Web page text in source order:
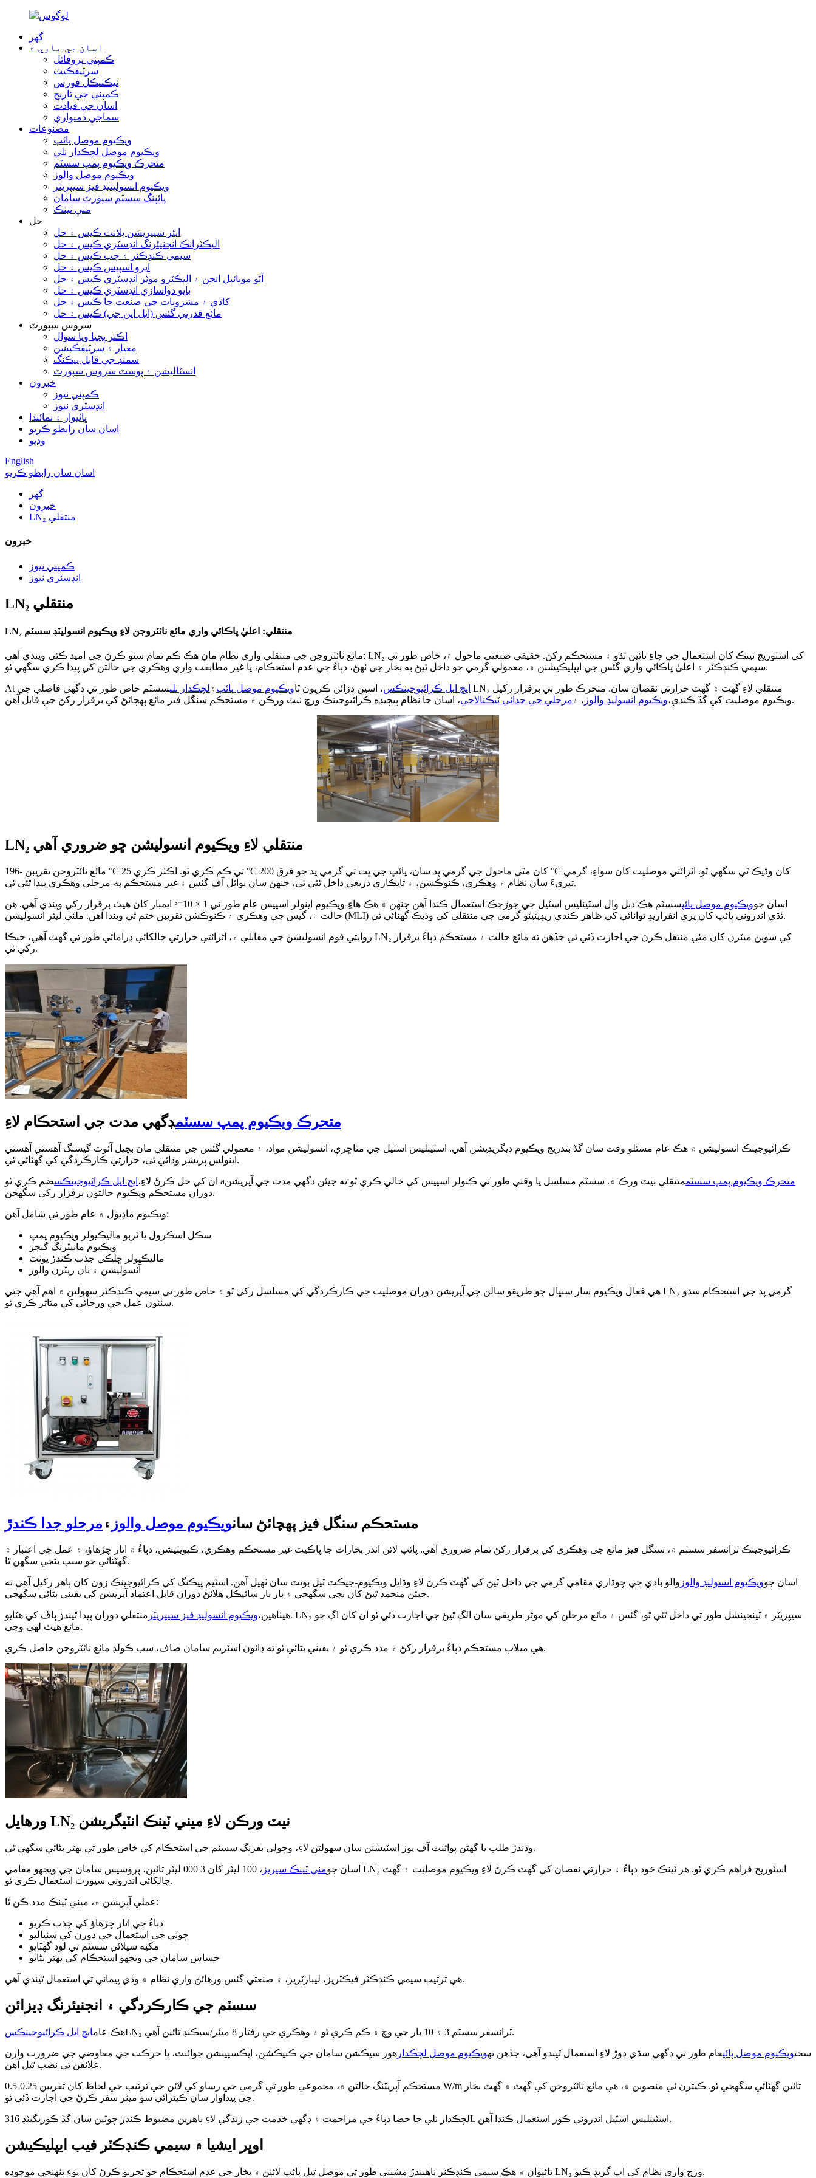
گھر
اسان جي باري ۾
ڪمپني پروفائل
سرٽيفڪيٽ
ٽيڪنيڪل فورس
ڪمپني جي تاريخ
اسان جي قيادت
سماجي ذميواري
مصنوعات
ويڪيوم موصل پائپ
ويڪيوم موصل لچڪدار نلي
متحرڪ ويڪيوم پمپ سسٽم
ويڪيوم موصل والوز
ويڪيوم انسوليٽيڊ فيز سيپريٽر
پائپنگ سسٽم سپورٽ سامان
مني ٽينڪ
حل
ايئر سيپريشن پلانٽ ڪيس ۽ حل
اليڪٽرانڪ انجنيئرنگ انڊسٽري ڪيس ۽ حل
سيمي ڪنڊڪٽر ۽ چپ ڪيس ۽ حل
ايرو اسپيس ڪيس ۽ حل
آٽو موبائيل انجن ۽ اليڪٽرو موٽر انڊسٽري ڪيس ۽ حل
بايو دواسازي انڊسٽري ڪيس ۽ حل
کاڌي ۽ مشروبات جي صنعت جا ڪيس ۽ حل
مائع قدرتي گئس (ايل اين جي) ڪيس ۽ حل
سروس سپورٽ
اڪثر پڇيا ويا سوال
معيار ۽ سرٽيفڪيشن
سمنڊ جي قابل پيڪنگ
انسٽاليشن ۽ پوسٽ سروس سپورٽ
خبرون
ڪمپني نيوز
انڊسٽري نيوز
ڀائيوار ۽ نمائندا
اسان سان رابطو ڪريو
وڊيو
English
اسان سان رابطو ڪريو
گھر
خبرون
LN₂ منتقلي
خبرون
ڪمپني نيوز
انڊسٽري نيوز
LN₂ منتقلي
LN₂ منتقلي: اعليٰ پاڪائي واري مائع نائٽروجن لاءِ ويڪيوم انسوليٽڊ سسٽم
مائع نائٽروجن جي منتقلي واري نظام مان هڪ ڪم تمام سٺو ڪرڻ جي اميد ڪئي ويندي آهي: LN₂ کي اسٽوريج ٽينڪ کان استعمال جي جاءِ تائين ٿڌو ۽ مستحڪم رکڻ. حقيقي صنعتي ماحول ۾، خاص طور تي
سيمي ڪنڊڪٽر ۽ اعليٰ پاڪائي واري گئس جي ايپليڪيشنن ۾، معمولي گرمي جو داخل ٿيڻ به بخار جي ٺهڻ، دٻاءُ جي عدم استحڪام، يا غير مطابقت واري وهڪري جي حالتن کي پيدا ڪري سگهي ٿو.
At ايڇ ايل ڪرائيوجينڪس، اسين ڊزائن ڪريون ٿاويڪيوم موصل پائپ ۽ لچڪدار نليسسٽم خاص طور تي ڊگهي فاصلي جي LN₂ منتقلي لاءِ گهٽ ۾ گهٽ حرارتي نقصان سان. متحرڪ طور تي برقرار رکيل
ويڪيوم موصليت کي گڏ ڪندي،ويڪيوم انسوليڊ والوز ، ۽ مرحلي جي جدائي ٽيڪنالاجي ، اسان جا نظام پيچيده ڪرائيوجينڪ ورڇ نيٽ ورڪن ۾ مستحڪم سنگل فيز مائع پهچائڻ کي برقرار رکڻ جي قابل آهن.
LN₂ منتقلي لاءِ ويڪيوم انسوليشن ڇو ضروري آهي
مائع نائٽروجن تقريبن -196 °C تي ڪم ڪري ٿو. اڪثر ڪري 25 °C کان مٿي ماحول جي گرمي پد سان، پائپ جي ڀت تي گرمي پد جو فرق 200 °C کان وڌيڪ ٿي سگهي ٿو. اثرائتي موصليت کان سواءِ، گرمي
تيزيءَ سان نظام ۾ وهڪري، ڪنوڪشن، ۽ تابڪاري ذريعي داخل ٿئي ٿي، جنهن سان بوائل آف گئس ۽ غير مستحڪم ٻه-مرحلي وهڪري پيدا ٿئي ٿي.
اسان جوويڪيوم موصل پائپ
سسٽم هڪ ڊبل وال اسٽينلیس اسٽيل جي جوڙجڪ استعمال ڪندا آهن جنهن ۾ هڪ هاءِ-ويڪيوم اينولر اسپيس عام طور تي 1 × 10⁻⁵ ايمبار کان هيٺ برقرار رکي ويندي آهي. هن
حالت ۾، گيس جي وهڪري ۽ ڪنوڪشن تقريبن ختم ٿي ويندا آهن. ملٽي ليئر انسوليشن (MLI) ٿڌي اندروني پائپ کان پري انفراريڊ توانائي کي ظاهر ڪندي ريڊيئيٽو گرمي جي منتقلي کي وڌيڪ گھٽائي ٿي.
روايتي فوم انسوليشن جي مقابلي ۾، اثرائتي حرارتي چالکائي ڊرامائي طور تي گهٽ آهي، جيڪا LN₂ کي سوين ميٽرن کان مٿي منتقل ڪرڻ جي اجازت ڏئي ٿي جڏهن ته مائع حالت ۽ مستحڪم دٻاءُ برقرار
رکي ٿي.
متحرڪ ويڪيوم پمپ سسٽمڊگهي مدت جي استحڪام لاءِ
ڪرائيوجينڪ انسوليشن ۾ هڪ عام مسئلو وقت سان گڏ بتدريج ويڪيوم ڊيگريڊيشن آهي. اسٽينلیس اسٽيل جي مٿاڇري، انسوليشن مواد، ۽ معمولي گئس جي منتقلي مان بچيل آئوٽ گيسنگ آهستي آهستي
اينولس پريشر وڌائي ٿي، حرارتي ڪارڪردگي کي گهٽائي ٿي.
ان کي حل ڪرڻ لاءِ، ايڇ ايل ڪرائيوجينڪس ضم ڪري ٿو a متحرڪ ويڪيوم پمپ سسٽممنتقلي نيٽ ورڪ ۾. سسٽم مسلسل يا وقتي طور تي ڪنولر اسپيس کي خالي ڪري ٿو ته جيئن ڊگهي مدت جي آپريشن
دوران مستحڪم ويڪيوم حالتون برقرار رکي سگهجن.
ويڪيوم ماڊيول ۾ عام طور تي شامل آهن:
سڪل اسڪرول يا ٽربو ماليڪيولر ويڪيوم پمپ
ويڪيوم مانيٽرنگ گيجز
ماليڪيولر ڇلڪي جذب ڪندڙ يونٽ
آئسوليشن ۽ نان ريٽرن والوز
هي فعال ويڪيوم سار سنڀال جو طريقو سالن جي آپريشن دوران موصليت جي ڪارڪردگي کي مسلسل رکي ٿو ۽ خاص طور تي سيمي ڪنڊڪٽر سهولتن ۾ اهم آهي جتي LN₂ گرمي پد جي استحڪام سڌو
سنئون عمل جي ورجائي کي متاثر ڪري ٿو.
مستحڪم سنگل فيز پهچائڻ سانويڪيوم موصل والوز ۽ مرحلو جدا ڪندڙ
ڪرائيوجينڪ ٽرانسفر سسٽم ۾، سنگل فيز مائع جي وهڪري کي برقرار رکڻ تمام ضروري آهي. پائپ لائن اندر بخارات جا پاڪيٽ غير مستحڪم وهڪري، ڪيويٽيشن، دٻاءُ ۾ اتار چڙهاؤ، ۽ عمل جي اعتبار ۾
گهٽتائي جو سبب بڻجي سگهن ٿا.
اسان جوويڪيوم انسوليڊ والوز والو باڊي جي چوڌاري مقامي گرمي جي داخل ٿيڻ کي گھٽ ڪرڻ لاءِ وڌايل ويڪيوم-جيڪٽ ٿيل بونٽ سان ٺهيل آهن. اسٽيم پيڪنگ کي ڪرائيوجينڪ زون کان ٻاهر رکيل آهي ته
جيئن منجمد ٿيڻ کان بچي سگهجي ۽ بار بار سائيڪل هلائڻ دوران قابل اعتماد آپريشن کي يقيني بڻائي سگهجي.
هيٺاهين،ويڪيوم انسوليڊ فيز سيپريٽر منتقلي دوران پيدا ٿيندڙ ٻاڦ کي هٽايو. LN₂ سيپريٽر ۾ ٽينجينشل طور تي داخل ٿئي ٿو، گئس ۽ مائع مرحلن کي موثر طريقي سان الڳ ٿيڻ جي اجازت ڏئي ٿو ان کان اڳ جو
مائع هيٺ لهي وڃي.
هي ميلاپ مستحڪم دٻاءُ برقرار رکڻ ۾ مدد ڪري ٿو ۽ يقيني بڻائي ٿو ته ڊائون اسٽريم سامان صاف، سب ڪولڊ مائع نائٽروجن حاصل ڪري.
ورهايل LN₂ نيٽ ورڪن لاءِ ميني ٽينڪ انٽيگريشن
وڌندڙ طلب يا گھڻن پوائنٽ آف يوز اسٽيشنن سان سهولتن لاءِ، وچولي بفرنگ سسٽم جي استحڪام کي خاص طور تي بهتر بڻائي سگھي ٿي.
اسان جومني ٽينڪ سيريز
، 100 ليٽر کان 3 000 ليٽر تائين، پروسيس سامان جي ويجهو مقامي LN₂ اسٽوريج فراهم ڪري ٿو. هر ٽينڪ خود دٻاءُ ۽ حرارتي نقصان کي گھٽ ڪرڻ لاءِ ويڪيوم موصليت ۽ گهٽ
چالکائي اندروني سپورٽ استعمال ڪري ٿو.
عملي آپريشن ۾، ميني ٽينڪ مدد ڪن ٿا:
دٻاءُ جي اتار چڙهاؤ کي جذب ڪريو
چوٽي جي استعمال جي دورن کي سنڀاليو
مکيه سپلائي سسٽم تي لوڊ گھٽايو
حساس سامان جي ويجهو استحڪام کي بهتر بڻايو
هي ترتيب سيمي ڪنڊڪٽر فيڪٽريز، ليبارٽريز، ۽ صنعتي گئس ورهائڻ واري نظام ۾ وڏي پيماني تي استعمال ٿيندي آهي.
سسٽم جي ڪارڪردگي ۽ انجنيئرنگ ڊيزائن
هڪ عامايڇ ايل ڪرائيوجينڪس LN₂ ٽرانسفر سسٽم 3 ۽ 10 بار جي وچ ۾ ڪم ڪري ٿو ۽ وهڪري جي رفتار 8 ميٽر/سيڪنڊ تائين آهي.
سختويڪيوم موصل پائپعام طور تي ڊگهي سڌي ڊوڙ لاءِ استعمال ٿيندو آهي، جڏهن تهويڪيوم موصل لچڪدار هوز سيڪشن سامان جي ڪنيڪشن، ايڪسپينشن جوائنٽ، يا حرڪت جي معاوضي جي ضرورت وارن
علائقن تي نصب ٿيل آهن.
مستحڪم آپريٽنگ حالتن ۾، مجموعي طور تي گرمي جي رساو کي لائن جي ترتيب جي لحاظ کان تقريبن 0.25-0.5 W/m تائين گھٽائي سگھجي ٿو. ڪيترن ئي منصوبن ۾، هي مائع نائٽروجن کي گهٽ ۾ گهٽ بخار
جي پيداوار سان ڪيترائي سو ميٽر سفر ڪرڻ جي اجازت ڏئي ٿو.
لچڪدار نلي جا حصا دٻاءُ جي مزاحمت ۽ ڊگهي خدمت جي زندگي لاءِ ٻاهرين مضبوط ڪندڙ چوٽين سان گڏ ڪوريگيٽڊ 316L اسٽينلیس اسٽيل اندروني ڪور استعمال ڪندا آهن.
اوڀر ايشيا ۾ سيمي ڪنڊڪٽر فيب ايپليڪيشن
تائيوان ۾ هڪ سيمي ڪنڊڪٽر ٺاهيندڙ مشيني طور تي موصل ٿيل پائپ لائنن ۾ بخار جي عدم استحڪام جو تجربو ڪرڻ کان پوءِ پنهنجي موجوده LN₂ ورڇ واري نظام کي اپ گريڊ ڪيو.